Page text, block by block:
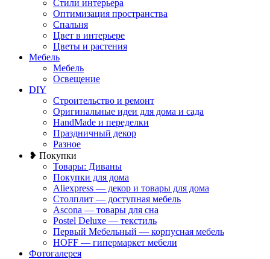
Стили интерьера
Оптимизация пространства
Спальня
Цвет в интерьере
Цветы и растения
Мебель
Мебель
Освещение
DIY
Строительство и ремонт
Оригинальные идеи для дома и сада
HandMade и переделки
Праздничный декор
Разное
❥ Покупки
Товары: Диваны
Покупки для дома
Aliexpress — декор и товары для дома
Столплит — доступная мебель
Ascona — товары для сна
Postel Deluxe — текстиль
Первый Мебельный — корпусная мебель
HOFF — гипермаркет мебели
Фотогалерея